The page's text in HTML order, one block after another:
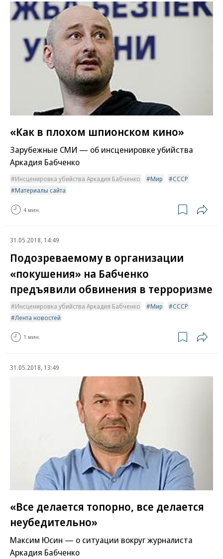
«Как в плохом шпионском кино»
Зарубежные СМИ — об инсценировке убийства
Аркадия Бабченко
Инсценировка убийства Аркадия Бабченко Мир
СССР
Материалы сайта
4 мин.
31.05.2018, 14:49
Подозреваемому в организации
«покушения» на Бабченко
предъявили обвинения в терроризме
Инсценировка убийства Аркадия Бабченко Мир
СССР
Лента новостей
1 мин.
31.05.2018, 13:49
«Все делается топорно, все делается
неубедительно»
Максим Юсин — о ситуации вокруг журналиста
Аркадия Бабченко